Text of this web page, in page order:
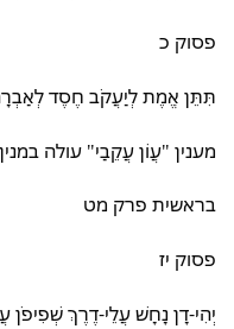
פסוק כ
תִּתֵּן אֱמֶת לְיַעֲקֹב חֶסֶד
מענין "עֲוֹן עֲקֵבַי" עולה
בראשית פרק מט
פסוק יז
יְהִי-דָן נָחָשׁ עֲלֵי-דֶרֶךְ שְׁפִיפֹן